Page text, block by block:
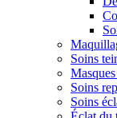
Soins
Soins
Soins